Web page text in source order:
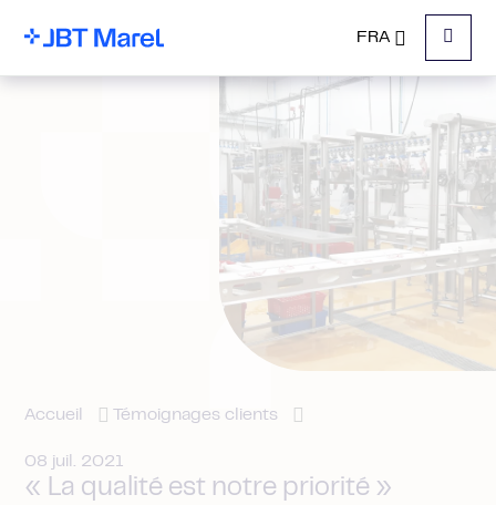
FRA
Menu
Accueil Témoignages clients
08 juil. 2021
« La qualité est notre priorité »